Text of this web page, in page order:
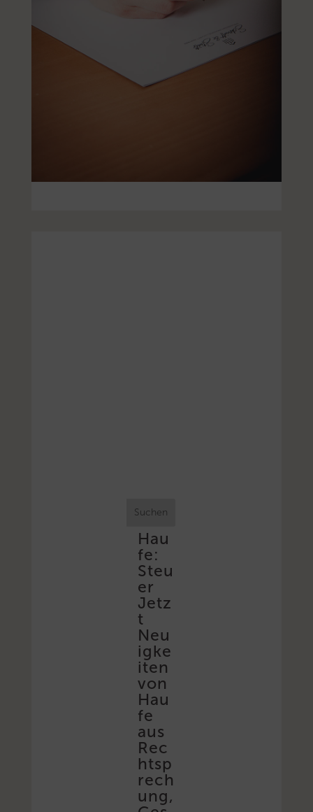
Suchen
Hau
fe:
Steu
er
Jetz
t
Neu
igke
iten
von
Hau
fe
aus
Rec
htsp
rech
ung,